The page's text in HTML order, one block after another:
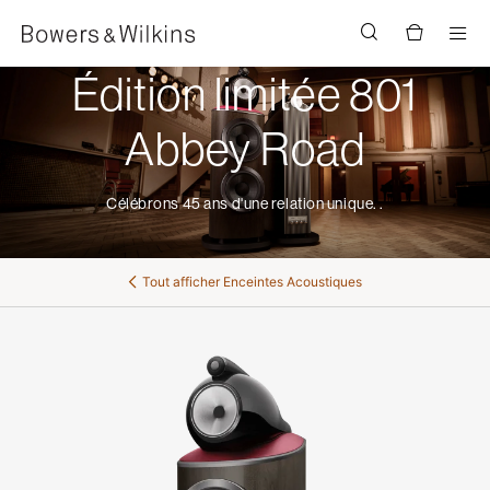
Édition limitée 801
Abbey Road
Célébrons 45 ans d'une relation unique. .
Tout afficher Enceintes Acoustiques